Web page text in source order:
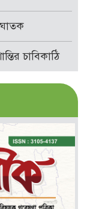
চাবিকাঠি